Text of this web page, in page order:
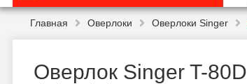
Главная Оверлоки Оверлоки Singer
Оверлок Singer T-80D